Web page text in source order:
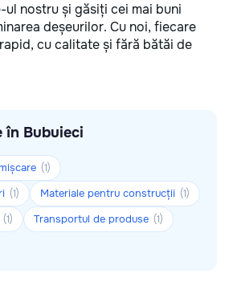
nostru și găsiți cei mai buni
deșeurilor. Cu noi, fiecare
cu calitate și fără bătăi de
în Bubuieci
(1)
(1) Materiale pentru construcții (1)
(1) Transportul de produse (1)